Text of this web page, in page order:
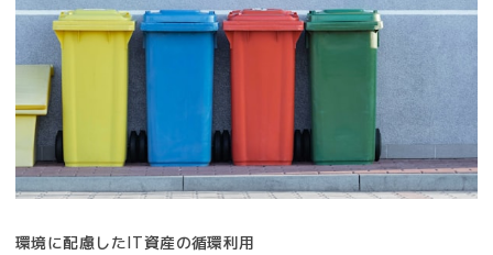
環境に配慮したIT資産の循環利用